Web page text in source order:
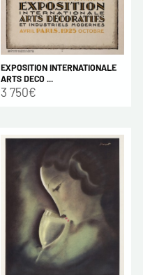
EXPOSITION INTERNATIONALE
ARTS DECO ...
3 750€